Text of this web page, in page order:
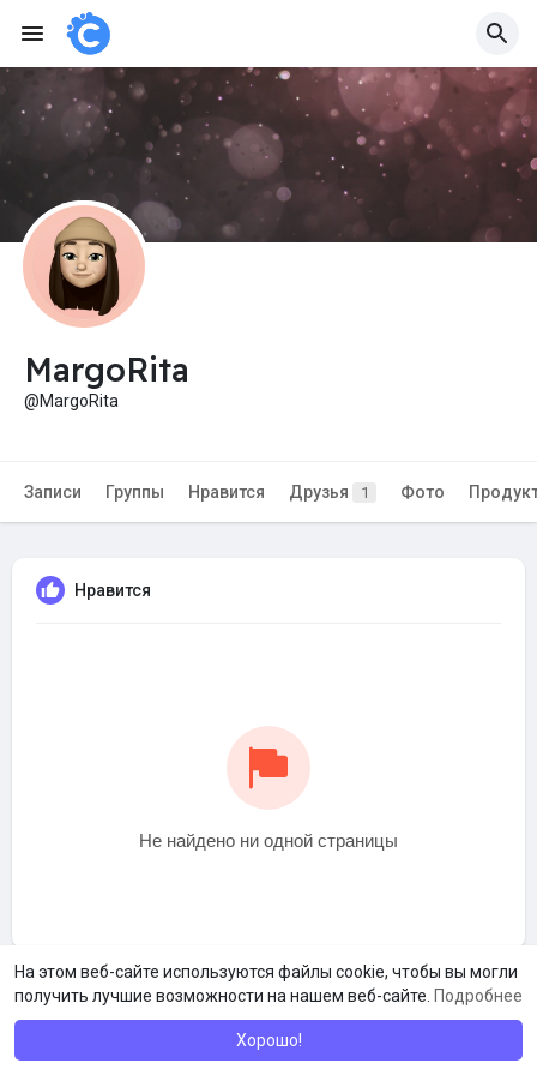
На этом веб-сайте используются файлы cookie, чтобы вы могли
получить лучшие возможности на нашем веб-сайте. Подробнее
Хорошо!
MargoRita
@MargoRita
Записи Группы Нравится Друзья 1 Фото
Нравится
Не найдено ни одной страницы